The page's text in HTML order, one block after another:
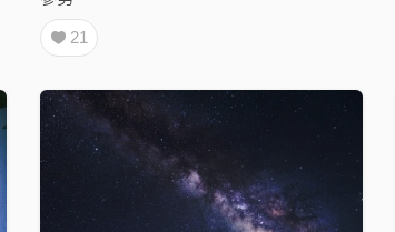
21